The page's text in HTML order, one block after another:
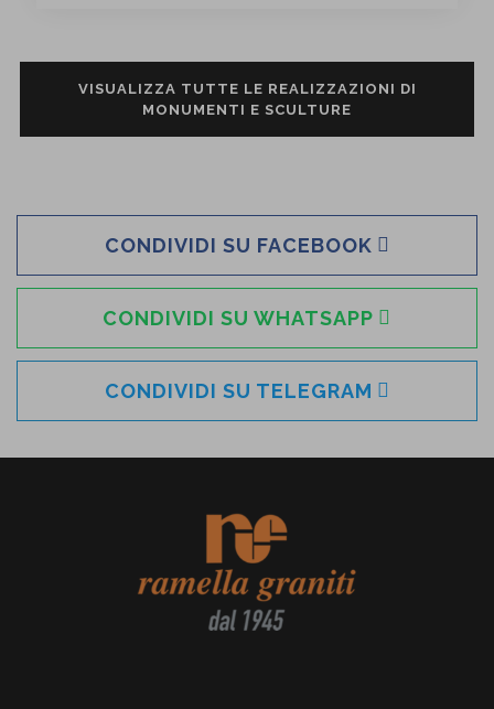
VISUALIZZA TUTTE LE REALIZZAZIONI DI
MONUMENTI E SCULTURE
CONDIVIDI SU FACEBOOK
CONDIVIDI SU WHATSAPP
CONDIVIDI SU TELEGRAM